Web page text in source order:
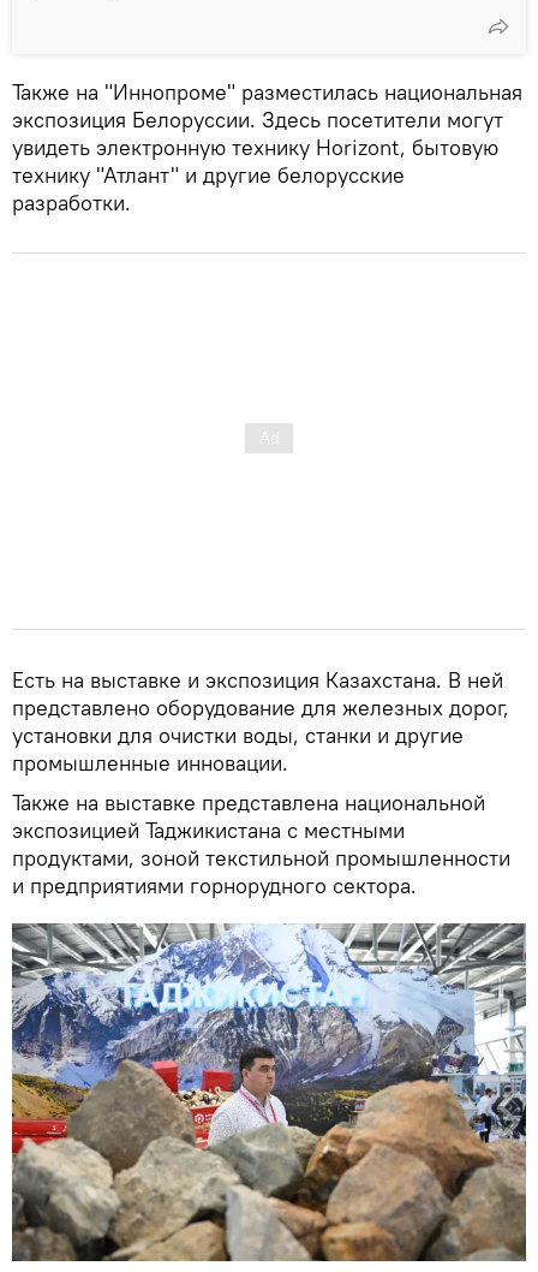
Также на "Иннопроме" разместилась национальная
экспозиция Белоруссии. Здесь посетители могут
увидеть электронную технику Horizont, бытовую
технику "Атлант" и другие белорусские
разработки.
Есть на выставке и экспозиция Казахстана. В ней
представлено оборудование для железных дорог,
установки для очистки воды, станки и другие
промышленные инновации.
Также на выставке представлена национальной
экспозицией Таджикистана с местными
продуктами, зоной текстильной промышленности
и предприятиями горнорудного сектора.